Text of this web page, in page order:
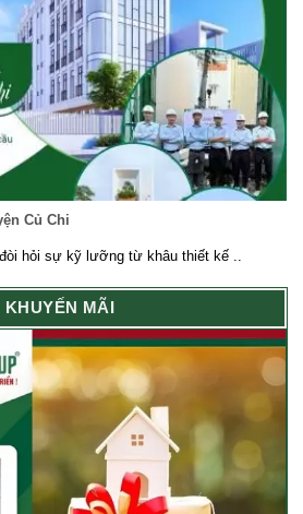
Củ Chi
hỏi sự kỹ lưỡng từ khâu thiết kế ..
KHUYẾN MÃI